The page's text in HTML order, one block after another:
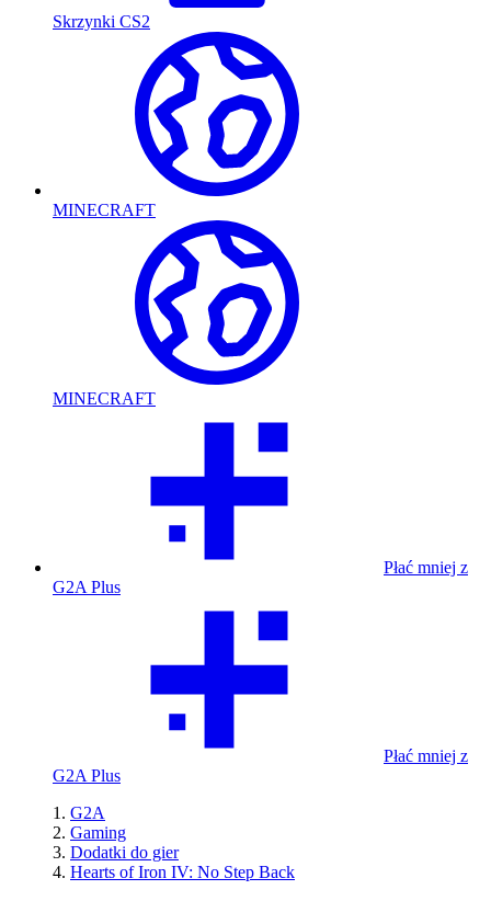
Skrzynki CS2
MINECRAFT
MINECRAFT
Płać mniej z
G2A Plus
Płać mniej z
G2A Plus
G2A
Gaming
Dodatki do gier
Hearts of Iron IV: No Step Back